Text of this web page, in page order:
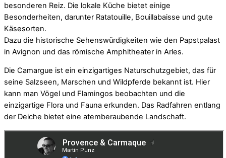
besonderen Reiz. Die lokale Küche bietet einige
Besonderheiten, darunter Ratatouille, Bouillabaisse und gute
Käsesorten.
Dazu die historische Sehenswürdigkeiten wie den Papstpalast
in Avignon und das römische Amphitheater in Arles.
Die Camargue ist ein einzigartiges Naturschutzgebiet, das für
seine Salzseen, Marschen und Wildpferde bekannt ist. Hier
kann man Vögel und Flamingos beobachten und die
einzigartige Flora und Fauna erkunden. Das Radfahren entlang
der Deiche bietet eine atemberaubende Landschaft.